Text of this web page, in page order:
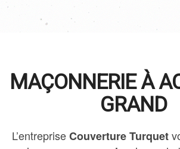
MAÇONNERIE À
GRAND
L’entrepriseCouverture Turquet